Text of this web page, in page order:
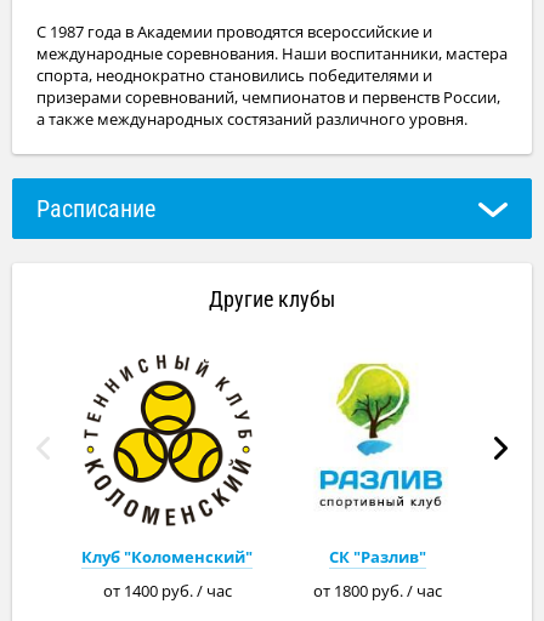
С 1987 года в Академии проводятся всероссийские и
международные соревнования. Наши воспитанники, мастера
спорта, неоднократно становились победителями и
призерами соревнований, чемпионатов и первенств России,
а также международных состязаний различного уровня.
Расписание
Другие клубы
Клуб "Коломенский"
от 1400 руб. / час
СК "Разлив"
от 1800 руб. / час